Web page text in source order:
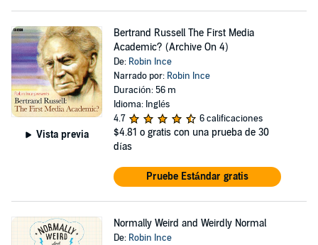
Vista previa
Bertrand Russell The First Media
Academic? (Archive On 4)
De: Robin Ince
Narrado por: Robin Ince
Duración: 56 m
Idioma: Inglés
4.7
6 calificaciones
$4.81 o gratis con una prueba de 30
días
Pruebe Estándar gratis
Normally Weird and Weirdly Normal
De: Robin Ince